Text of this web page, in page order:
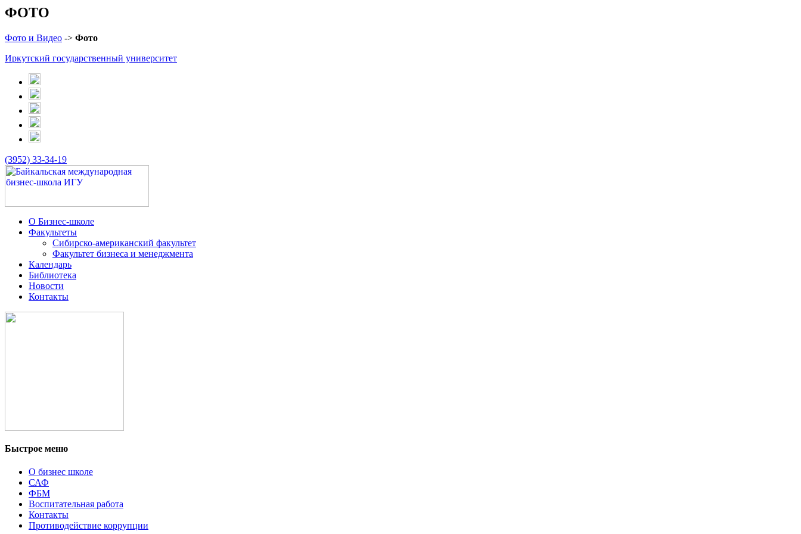
ФОТО
Фото и Видео -> Фото
Иркутский государственный университет
(3952) 33-34-19
О Бизнес-школе
Факультеты
Сибирско-американский факультет
Факультет бизнеса и менеджмента
Календарь
Библиотека
Новости
Контакты
Быстрое меню
О бизнес школе
САФ
ФБМ
Воспитательная работа
Контакты
Противодействие коррупции